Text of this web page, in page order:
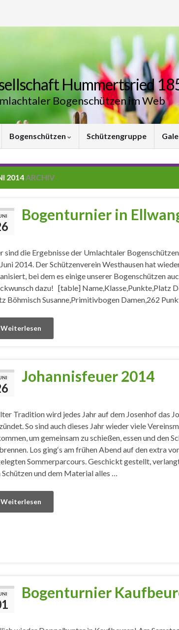
Hummertsried
Bogenschützen im Web
Bogenschützen Schützengruppe
2014ARCHIV
Bogenturnier in
sind die Ergebnisse der Umlachtaler
2014. Der Schützenverein Westhausen hat
bei dem es einige unserer Bogenschützen
dazu! [table] Name,Klasse,Punkte,Platz
Böhmisch Susanne,Primitivbogen Damen,262
Weiterlesen
Johannisfeuer 2014
Tradition wird jedes Jahr auf dem Josenhof das
So sind auch dieses Jahr wieder viele
um gemeinsam zu schießen, essen und den
Los ging‘s am frühen Abend auf den extra
Sommerparcours. Geschickt gestellt,
Schützen und dem Material alles …
Weiterlesen
Bogenturnier